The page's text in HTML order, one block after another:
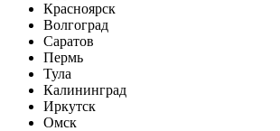
Красноярск
Волгоград
Саратов
Пермь
Тула
Калининград
Иркутск
Омск